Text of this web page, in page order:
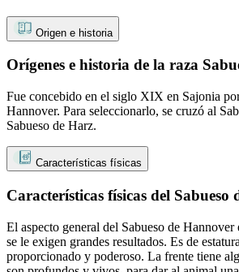
Origen e historia
Orígenes e historia de la raza
Fue concebido en el siglo XIX en Sajonia
Hannover. Para seleccionarlo, se cruzó al
Sabueso de Harz.
Características físicas
Características físicas del Sabueso
El aspecto general del Sabueso de Hannover
se le exigen grandes resultados. Es de
proporcionado y poderoso. La frente tiene